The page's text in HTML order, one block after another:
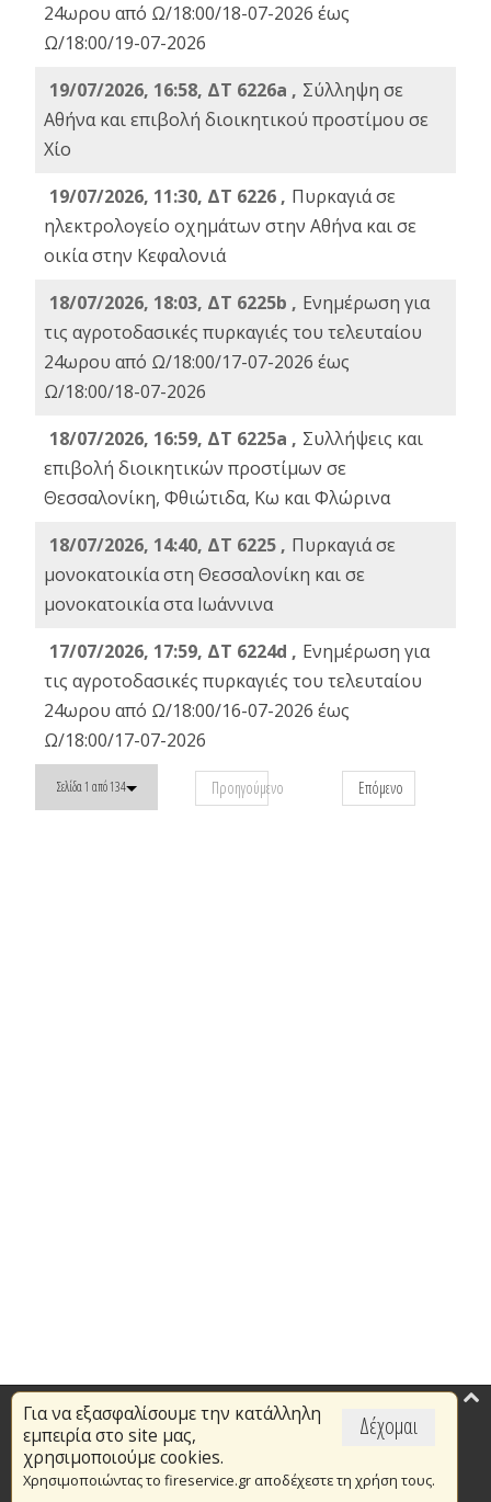
24ωρου από Ω/18:00/18-07-2026 έως
Ω/18:00/19-07-2026
19/07/2026, 16:58, ΔΤ 6226a , Σύλληψη σε
Αθήνα και επιβολή διοικητικού προστίμου σε
Χίο
19/07/2026, 11:30, ΔΤ 6226 , Πυρκαγιά σε
ηλεκτρολογείο οχημάτων στην Αθήνα και σε
οικία στην Κεφαλονιά
18/07/2026, 18:03, ΔΤ 6225b , Ενημέρωση για
τις αγροτοδασικές πυρκαγιές του τελευταίου
24ωρου από Ω/18:00/17-07-2026 έως
Ω/18:00/18-07-2026
18/07/2026, 16:59, ΔT 6225a , Συλλήψεις και
επιβολή διοικητικών προστίμων σε
Θεσσαλονίκη, Φθιώτιδα, Κω και Φλώρινα
18/07/2026, 14:40, ΔΤ 6225 , Πυρκαγιά σε
μονοκατοικία στη Θεσσαλονίκη και σε
μονοκατοικία στα Ιωάννινα
17/07/2026, 17:59, ΔΤ 6224d , Ενημέρωση για
τις αγροτοδασικές πυρκαγιές του τελευταίου
24ωρου από Ω/18:00/16-07-2026 έως
Ω/18:00/17-07-2026
Σελίδα 1 από 134 Προηγούμενο Επόμενο
Δέχομαι
Για να εξασφαλίσουμε την κατάλληλη
εμπειρία στο site μας,
χρησιμοποιούμε cookies.
Χρησιμοποιώντας το fireservice.gr αποδέχεστε τη χρήση τους.
Επικαιρότητα
Το Πυροσβεστικό Σώμα